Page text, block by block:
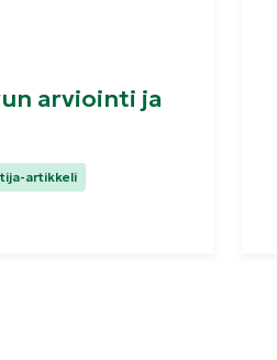
arviointi ja
artikkeli